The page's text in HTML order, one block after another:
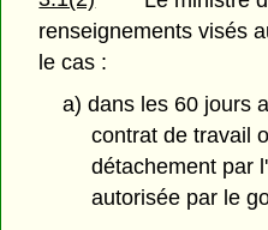
renseignements visés
le cas :
a) dans les 60 jours
contrat de travail
détachement par
autorisée par le